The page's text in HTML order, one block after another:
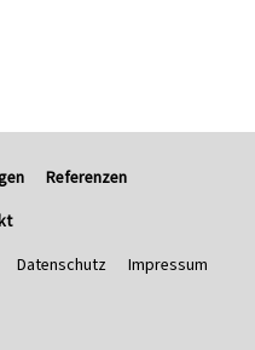
Referenzen
Impressum
Datenschutz